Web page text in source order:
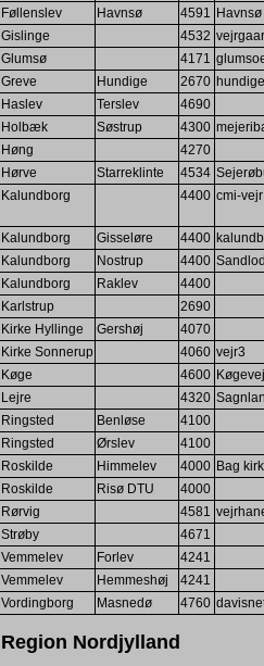
Føllenslev
Havnsø 4591
Gislinge
4532
Glumsø
4171
Greve
Hundige 2670
Haslev
Terslev
4690
Holbæk
Søstrup 4300
Høng
4270
Hørve
Starreklinte 4534
Kalundborg
4400 cmi-vejr
Kalundborg Gisseløre 4400
Kalundborg
Nostrup 4400
Kalundborg
Raklev
4400
Karlstrup
2690
Kirke Hyllinge
Gershøj
4070
Kirke Sonnerup
4060 vejr3
Køge
4600
Lejre
4320
Ringsted
Benløse
4100
Ringsted
Ørslev
4100
Roskilde
Himmelev 4000 Bag
Roskilde
Risø DTU
4000
Rørvig
4581
Strøby
4671
Vemmelev
Forlev
4241
Vemmelev
Hemmeshøj
4241
Vordingborg
Masnedø 4760
Region Nordjylland